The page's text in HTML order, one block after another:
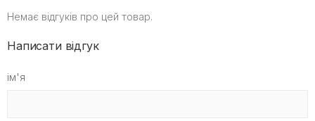
Немає відгуків про цей товар.
Написати відгук
ім'я